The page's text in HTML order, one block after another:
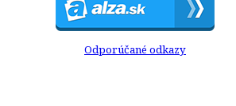
Odporúčané odkazy